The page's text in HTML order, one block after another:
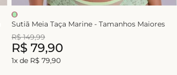
Sutiã Meia Taça Marine - Tamanhos Maiores
R$ 149,99
R$ 79,90
1x de R$ 79,90